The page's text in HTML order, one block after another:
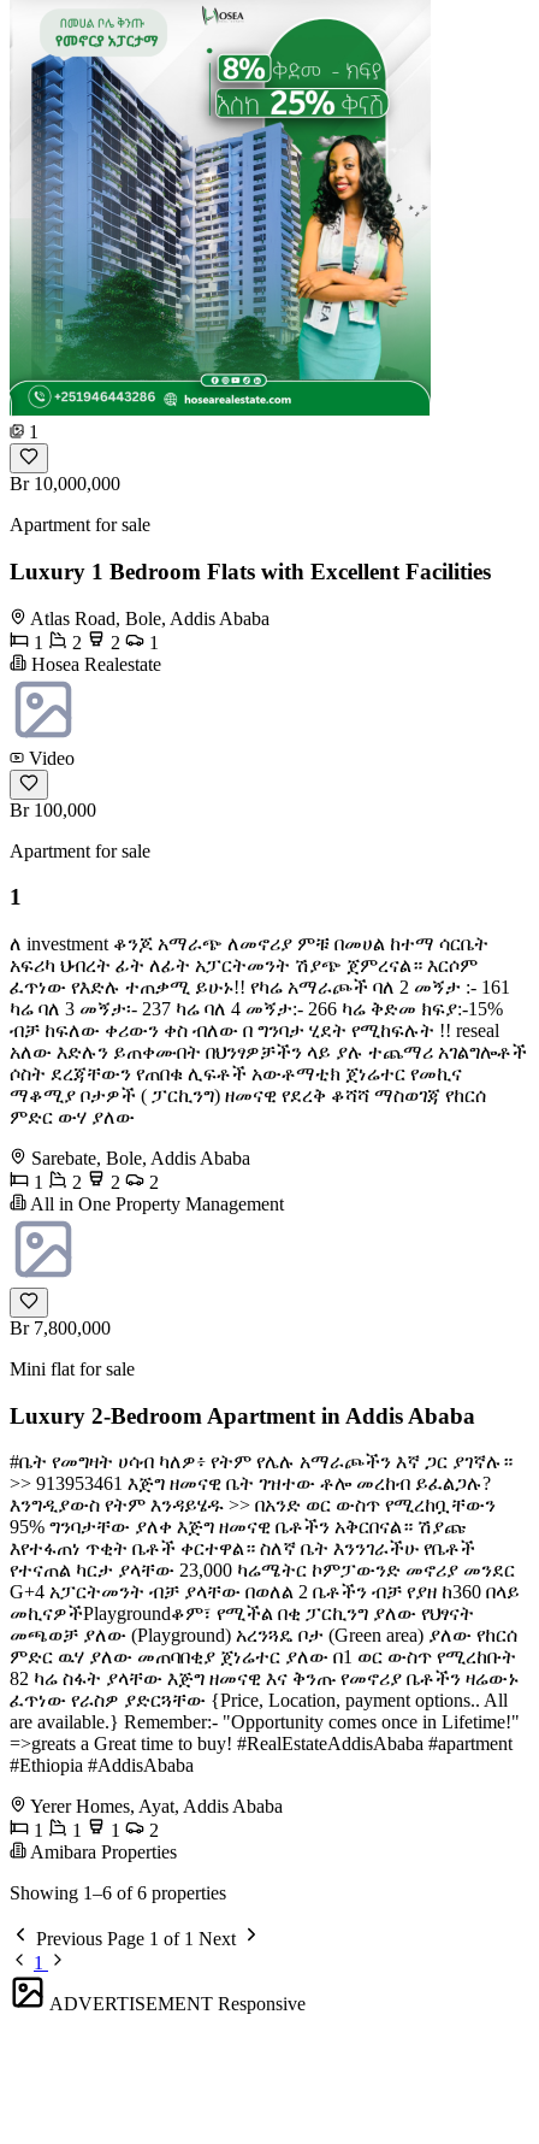
1
Br 10,000,000
Apartment for sale
Luxury 1 Bedroom Flats with Excellent Facilities
Atlas Road, Bole, Addis Ababa
1
2 2
1
Hosea Realestate
Video
Br 100,000
Apartment for sale
1
ለ investment ቆንጆ አማራጭ ለመኖሪያ ምቹ በመሀል ከተማ ሳርቤት
አፍሪካ ህብረት ፊት ለፊት አፓርትመንት ሽያጭ ጀምረናል። እርሶም
ፈጥነው የእድሉ ተጠቃሚ ይሁኑ!! የካሬ አማራጮች ባለ 2 መኝታ :- 161
ካሬ ባለ 3 መኝታ፡- 237 ካሬ ባለ 4 መኝታ:- 266 ካሬ ቅድመ ክፍያ:-15%
ብቻ ከፍለው ቀሪውን ቀስ ብለው በ ግንባታ ሂደት የሚከፍሉት !! reseal
አለው እድሉን ይጠቀሙበት በህንፃዎቻችን ላይ ያሉ ተጨማሪ አገልግሎቶች
ሶስት ደረጃቸውን የጠበቁ ሊፍቶች አውቶማቲክ ጀነሬተር የመኪና
ማቆሚያ ቦታዎች ( ፓርኪንግ) ዘመናዊ የደረቅ ቆሻሻ ማስወገጃ የከርሰ
ምድር ውሃ ያለው
Sarebate, Bole, Addis Ababa
1
2 2
2
All in One Property Management
Br 7,800,000
Mini flat for sale
Luxury 2-Bedroom Apartment in Addis Ababa
#ቤት የመግዛት ሀሳብ ካለዎ፥ የትም የሌሉ አማራጮችን እኛ ጋር ያገኛሉ።
>> 913953461 እጅግ ዘመናዊ ቤት ገዝተው ቶሎ መረከብ ይፈልጋሉ?
እንግዲያውስ የትም እንዳይሄዱ >> በአንድ ወር ውስጥ የሚረከቧቸውን
95% ግንባታቸው ያለቀ እጅግ ዘመናዊ ቤቶችን አቅርበናል። ሽያጩ
እየተፋጠነ ጥቂት ቤቶች ቀርተዋል። ስለኛ ቤት እንንገራችሁ የቤቶች
የተናጠል ካርታ ያላቸው 23,000 ካሬሜትር ኮምፓውንድ መኖሪያ መንደር
G+4 አፓርትመንት ብቻ ያላቸው በወለል 2 ቤቶችን ብቻ የያዘ ከ360 በላይ
መኪናዎችPlaygroundቆም፣ የሚችል በቂ ፓርኪንግ ያለው የህፃናት
መጫወቻ ያለው (Playground) አረንጓዴ ቦታ (Green area) ያለው የከርሰ
ምድር ዉሃ ያለው መጠባበቂያ ጀነሬተር ያለው በ1 ወር ውስጥ የሚረከቡት
82 ካሬ ስፋት ያላቸው እጅግ ዘመናዊ እና ቅንጡ የመኖሪያ ቤቶችን ዛሬውኑ
ፈጥነው የራስዎ ያድርጓቸው {Price, Location, payment options.. All
are available.} Remember:- "Opportunity comes once in Lifetime!"
=>greats a Great time to buy! #RealEstateAddisAbaba #apartment
#Ethiopia #AddisAbaba
Yerer Homes, Ayat, Addis Ababa
1
1 1
2
Amibara Properties
Showing 1–6 of 6 properties
Previous Page 1 of 1 Next
1
ADVERTISEMENT Responsive